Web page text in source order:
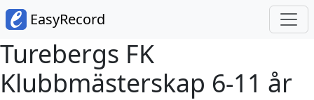
EasyRecord
Turebergs FK
Klubbmästerskap 6-11 år